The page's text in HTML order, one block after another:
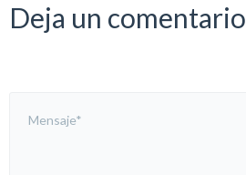
Deja un comentario